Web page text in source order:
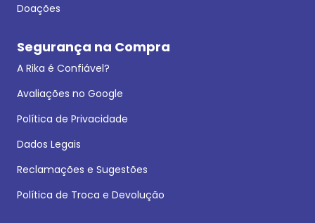
Doações
Segurança na Compra
A Rika é Confiável?
Avaliações no Google
Política de Privacidade
Dados Legais
Reclamações e Sugestões
Política de Troca e Devolução